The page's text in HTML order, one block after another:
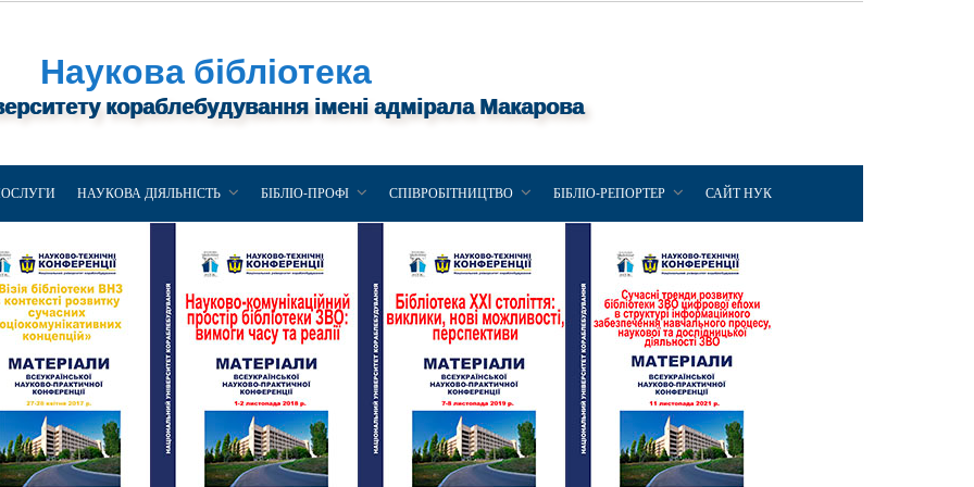
Наукова бібліотека
кораблебудування імені адмірала Макарова
НАУКОВА ДІЯЛЬНІСТЬ БІБЛІО-ПРОФІ СПІВРОБІТНИЦТВО БІБЛІО-РЕПОРТЕР САЙТ НУК